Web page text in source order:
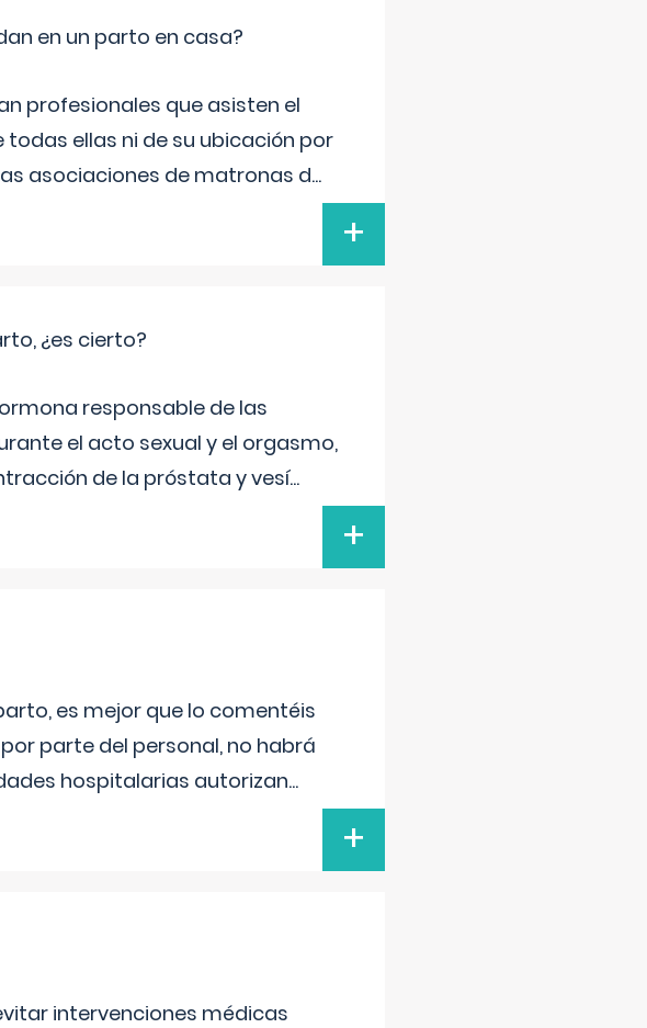
en un parto en casa?
profesionales que asisten el
ellas ni de su ubicación por
asociaciones de matronas d...
+
¿es cierto?
responsable de las
el acto sexual y el orgasmo,
de la próstata y vesí...
+
es mejor que lo comentéis
parte del personal, no habrá
hospitalarias autorizan...
+
intervenciones médicas